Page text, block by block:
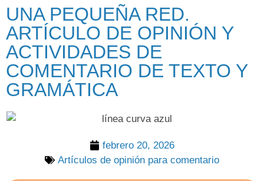
UNA PEQUEÑA RED.
ARTÍCULO DE OPINIÓN Y
ACTIVIDADES DE
COMENTARIO DE TEXTO Y
GRAMÁTICA
febrero 20, 2026
Artículos de opinión para comentario